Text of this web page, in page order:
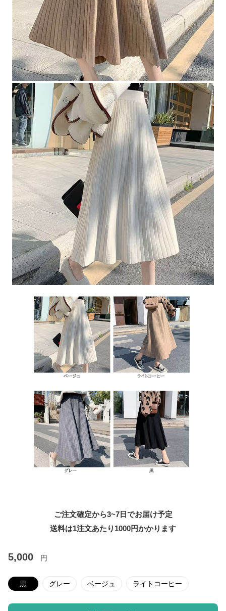
ご注文確定から3~7日でお届け予定
送料は1注文あたり 1000円かかります
5,000 円
黒 グレー ベージュ ライトコーヒー